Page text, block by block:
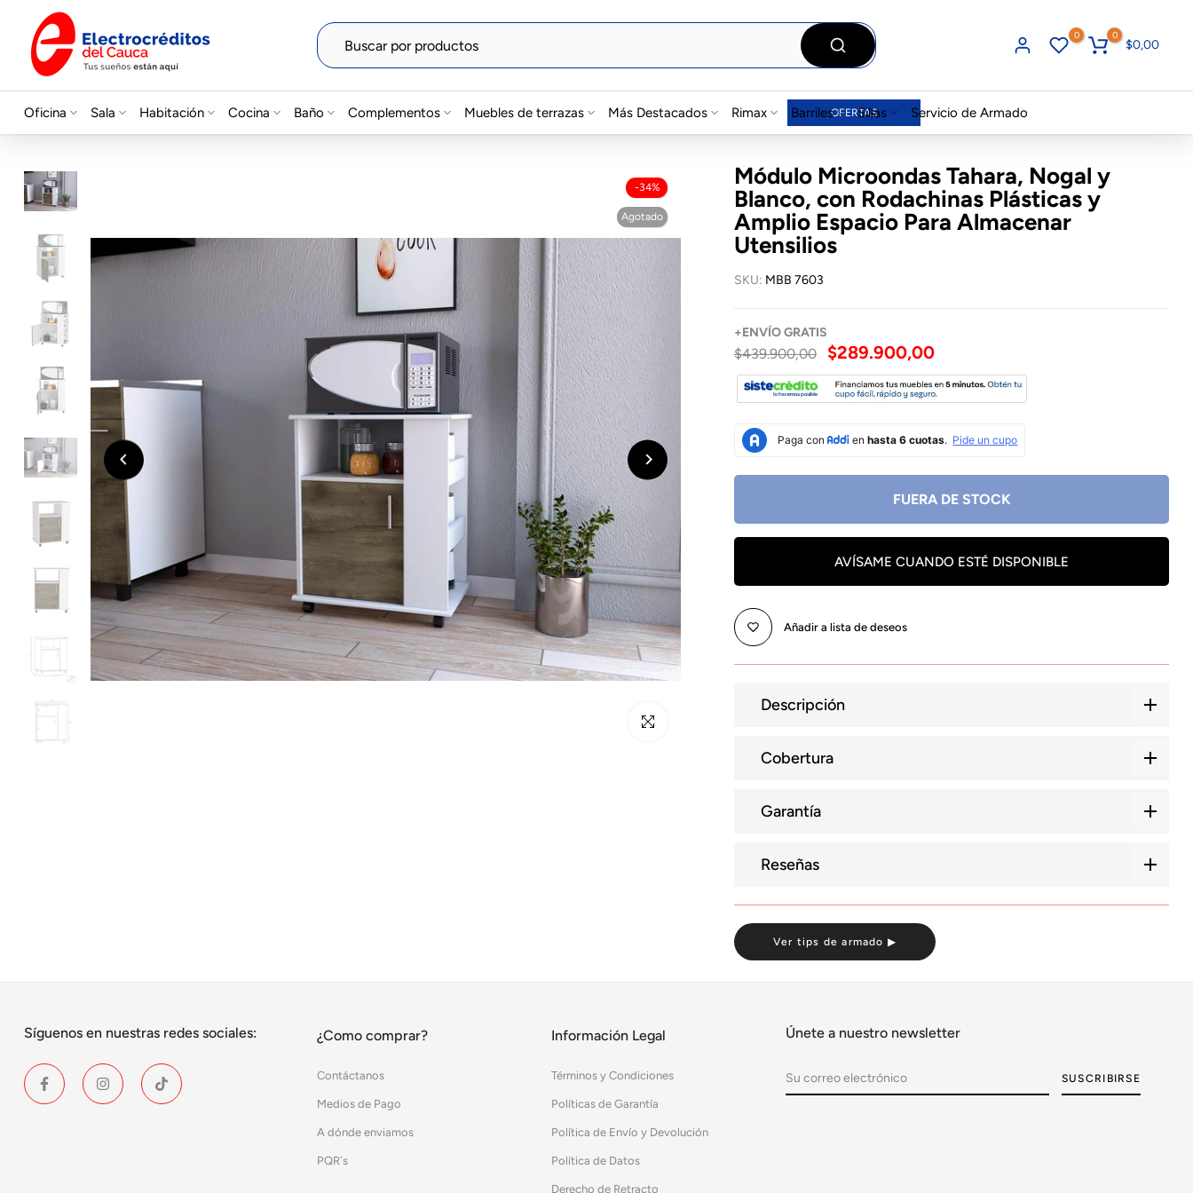
Saltar
contenido
0 0
$0,00
Oficina Sala Habitación Cocina Baño Complementos Muebles de terrazas Más Destacados Rimax Barriles Sillas Servicio de Armado
OFERTAS
-34%
Agotado
Click para alargar
Módulo Microondas Tahara, Nogal y
Blanco, con Rodachinas Plásticas y
Amplio Espacio Para Almacenar
Utensilios
SKU: MBB 7603
+ENVÍOGRATIS
$439.900,00 $289.900,00
FUERA DE STOCK
AVÍSAME CUANDO ESTÉ DISPONIBLE
Añadir a lista de deseos
Descripción
Cobertura
Garantía
Reseñas
Ver tips de armado ▶
Síguenos en nuestras redes sociales: ¿Como comprar?
Contáctanos
Medios de Pago
A dónde enviamos
PQR´s
Información Legal
Términos y Condiciones
Políticas de Garantía
Política de Envío y Devolución
Política de Datos
Derecho de Retracto
Únete a nuestro newsletter
SUSCRIBIRSE